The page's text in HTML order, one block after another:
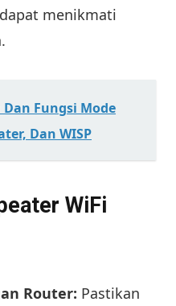
menikmati
Fungsi Mode
Dan WISP
WiFi
Router: Pastikan